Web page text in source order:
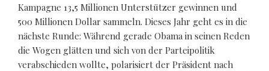
Kampagne 13,5 Millionen Unterstützer gewinnen und
500 Millionen Dollar sammeln. Dieses Jahr geht es in die
nächste Runde: Während gerade Obama in seinen Reden
die Wogen glätten und sich von der Parteipolitik
verabschieden wollte, polarisiert der Präsident nach